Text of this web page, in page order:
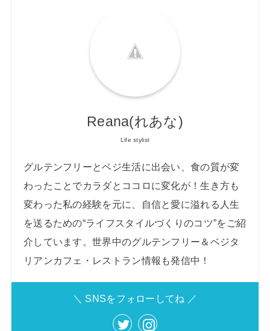
Reana(れあな)
Life stylist
グルテンフリーとベジ生活に出会い、食の質が変
わったことでカラダとココロに変化が！生き方も
変わった私の経験を元に、自信と愛に溢れる人生
を送るための“ライフスタイルづくりのコツ”をご紹
介しています。世界中のグルテンフリー＆ベジタ
リアンカフェ・レストラン情報も発信中！
＼ SNSをフォローしてね ／